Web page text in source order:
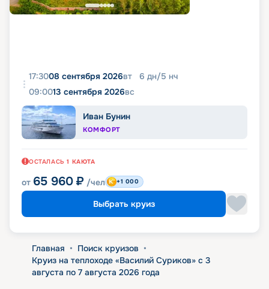
17:3008 сентября 2026вт 6 дн/5 нч
09:0013 сентября 2026вс
Иван Бунин
КОМФОРТ
ОСТАЛАСЬ 1 КАЮТА
от 65 960 ₽ /чел +1 000
Выбрать круиз
Главная • Поиск круизов •
Круиз на теплоходе «Василий Суриков» с 3
августа по 7 августа 2026 года